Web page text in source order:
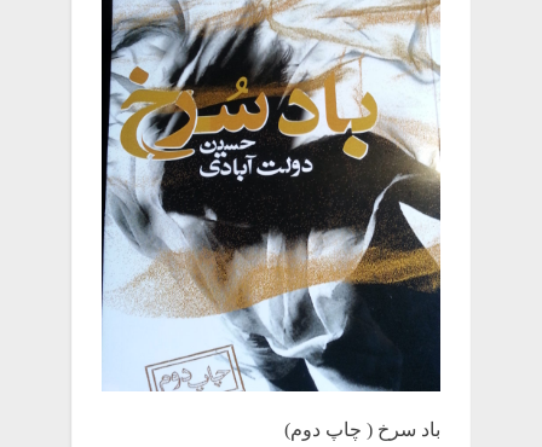
باد سرخ ( چاپ دوم)